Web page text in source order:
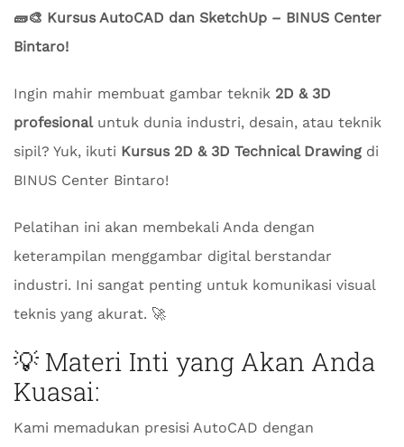
🧱🎨 Kursus AutoCAD dan SketchUp – BINUS Center
Bintaro!
Ingin mahir membuat gambar teknik 2D & 3D
profesionaluntuk dunia industri, desain, atau teknik
sipil? Yuk, ikuti Kursus 2D & 3D Technical Drawing di
BINUS Center Bintaro!
Pelatihan ini akan membekali Anda dengan
keterampilan menggambar digital berstandar
industri. Ini sangat penting untuk komunikasi visual
teknis yang akurat. 🚀
💡 Materi Inti yang Akan Anda
Kuasai:
Kami memadukan presisi AutoCAD dengan